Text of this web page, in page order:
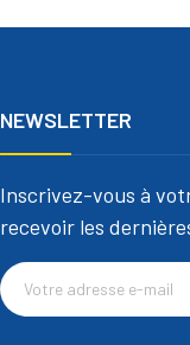
NEWSLETTER
Inscrivez-vous à
recevoir les